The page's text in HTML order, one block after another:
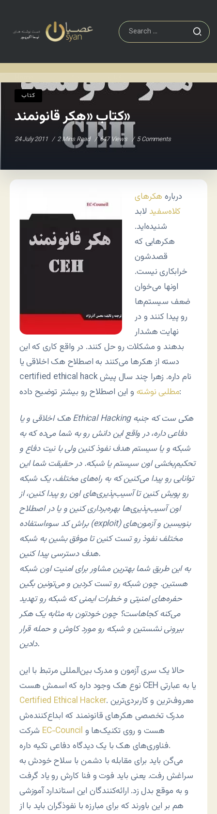
کتاب
کتاب «هکر قانونمند»
24 July 2011 2 Mins Read 647 Views 5 Comments
درباره هکرهای
کلاه‌سفید لابد
شنیده‌اید.
هکرهایی که
قصدشون
خرابکاری نیست.
اونها می‌خوان
ضعف سیستم‌ها
رو پیدا کنند و در
نهایت هشدار
بدهند و مشکلات رو حل کنند. در واقع کاری که این
دسته از هکرها می‌کنند به اصطلاح هک اخلاقی یا
certified ethical hack نام داره. زهرا چند سال پیش
مطلبی نوشتهو این اصطلاح رو بیشتر توضیح داده:
هک اخلاقی و یا Ethical Hacking هکی ست که جنبه
دفاعی داره، در واقع این دانش رو به شما می‌ده که به
شبکه و یا سیستم هدف نفوذ کنین ولی با نیت دفاع و
تحکیم‌بخشی اون سیستم یا شبکه. در حقیقت شما این
توانایی رو پیدا می‌کنین که به راه‌های مختلف، یک شبکه
رو پویش کنین تا آسیب‌پذیری‌های اون رو پیدا کنین، از
اون آسیب‌پذیری‌ها بهره‌برداری کنین و یا در اصطلاح
براش کد سوءاستفاده (exploit) بنویسین و آزمون‌های
مختلف نفوذ رو تست کنین تا موفق بشین به شبکه
هدف دسترسی پیدا کنین.
به این طریق شما بهترین مشاور برای امنیت اون شبکه
هستین. چون شبکه رو تست کردین و می‌تونین بگین
حفره‌های امنیتی و خطرات ایمنی که شبکه رو تهدید
می‌کنه کجاهاست؟ چون خودتون به مثابه یک هکر
بیرونی نشستین و شبکه رو مورد کاوش و حمله قرار
دادین.
حالا یک سری آزمون و مدرک بین‌المللی مرتبط با این
نوع هک وجود داره که اسمش هست CEH یا به عبارتی
Certified Ethical Hacker. معروف‌ترین و کاربردی‌ترین
مدرک تخصصی هکرهای قانونمند که ابداع‌کننده‌ش
EC-Council
فناوری‌های هک با یک دیدگاه دفاعی تکیه داره.
می‌گن باید برای مقابله با دشمن با سلاح خودش به
سراغش رفت. یعنی باید فوت و فنا کارش رو یاد گرفت
و به موقع بدل زد. ارائه‌کنندگان این استاندارد آموزشی
هم بر این باورند که برای مبارزه با نفوذگران باید با از